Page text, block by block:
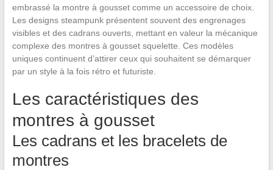
embrassé la montre à gousset comme un accessoire de choix.
Les designs steampunk présentent souvent des engrenages
visibles et des cadrans ouverts, mettant en valeur la mécanique
complexe des montres à gousset squelette. Ces modèles
uniques continuent d’attirer ceux qui souhaitent se démarquer
par un style à la fois rétro et futuriste.
Les caractéristiques des
montres à gousset
Les cadrans et les bracelets de
montres